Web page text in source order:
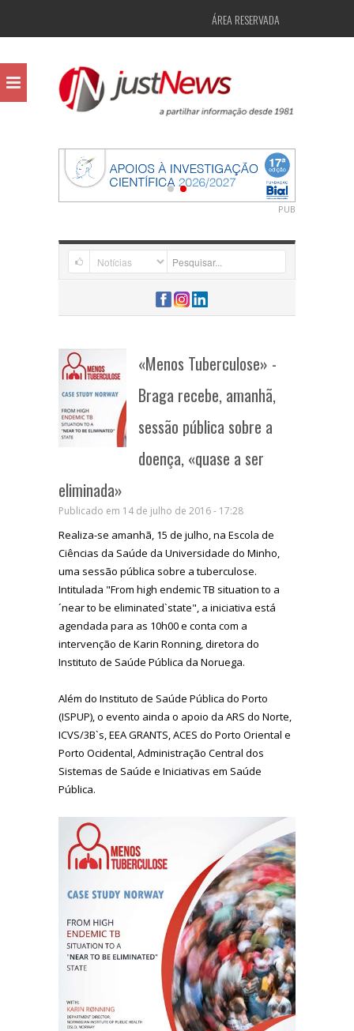
ÁREA RESERVADA
PUB
«Menos Tuberculose» -
Braga recebe, amanhã,
sessão pública sobre a
doença, «quase a ser
eliminada»
Publicado em 14 de julho de 2016 - 17:28
Realiza-se amanhã, 15 de julho, na Escola de
Ciências da Saúde da Universidade do Minho,
uma sessão pública sobre a tuberculose.
Intitulada "From high endemic TB situation to a
´near to be eliminated`state", a iniciativa está
agendada para as 10h00 e conta com a
intervenção de Karin Ronning, diretora do
Instituto de Saúde Pública da Noruega.
Além do Instituto de Saúde Pública do Porto
(ISPUP), o evento ainda o apoio da ARS do Norte,
ICVS/3B`s, EEA GRANTS, ACES do Porto Oriental e
Porto Ocidental, Administração Central dos
Sistemas de Saúde e Iniciativas em Saúde
Pública.